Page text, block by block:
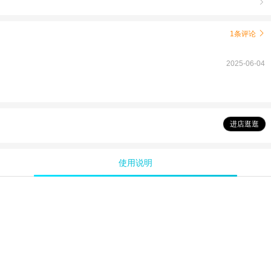

1条评论 
2025-06-04
进店逛逛
使用说明